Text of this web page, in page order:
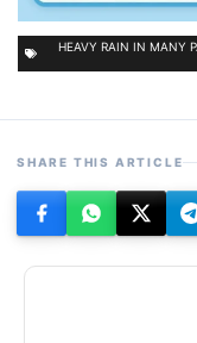
HEAVY RAIN IN MANY
SHARE THIS ARTICLE